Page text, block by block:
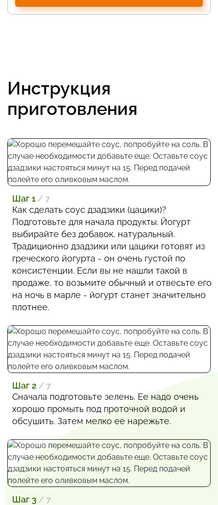
Инструкция
приготовления
Шаг 1 / 7
Как сделать соус дзадзики (цацики)?
Подготовьте для начала продукты. Йогурт
выбирайте без добавок, натуральный.
Традиционно дзадзики или цацики готовят из
греческого йогурта - он очень густой по
консистенции. Если вы не нашли такой в
продаже, то возьмите обычный и отвесьте его
на ночь в марле - йогурт станет значительно
плотнее.
Шаг 2 / 7
Сначала подготовьте зелень. Ее надо очень
хорошо промыть под проточной водой и
обсушить. Затем мелко ее нарежьте.
Шаг 3 / 7